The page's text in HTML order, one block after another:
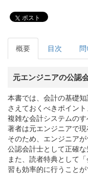
ポスト
概要 目次
元エンジニアの公認
本書では、会計の基礎
さえておくべきポイント
複雑な会計システムのす
著者は元エンジニアで現
そのため、エンジニアが
公認会計士として正確な
また、読者特典として
習も効率的に行うことが